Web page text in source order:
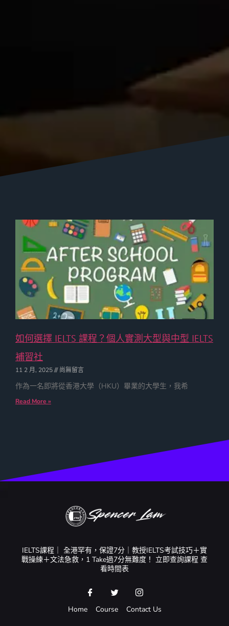
如何選擇 IELTS 課程？個人實測大型與中型 IELTS
補習社
11 2 月, 2025 尚無留言
作為一名即將從香港大學（HKU）畢業的大學生，我希
Read More »
IELTS課程｜ 全港罕有，保證7分｜教授IELTS考試技巧＋實
戰操練＋文法急救，1 Take過7分無難度！ 立即查詢課程 查
看時間表
Home Course Contact Us